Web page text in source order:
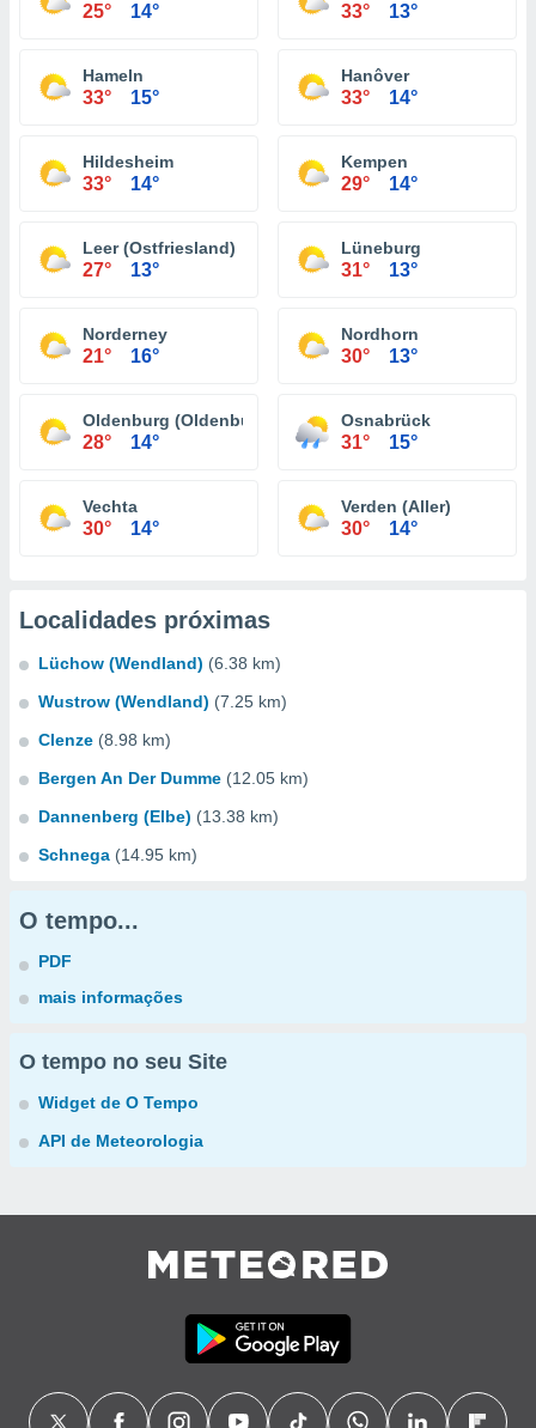
25° 14° 33° 13°
Hameln
33° 15°
Hanôver
33° 14°
Hildesheim
33° 14°
Kempen
29° 14°
Leer (Ostfriesland)
27° 13°
Lüneburg
31° 13°
Norderney
21° 16°
Nordhorn
30° 13°
Oldenburg (Oldenburg)
28° 14°
Osnabrück
31° 15°
Vechta
30° 14°
Verden (Aller)
30° 14°
Localidades próximas
Lüchow (Wendland) (6.38 km)
Wustrow (Wendland) (7.25 km)
Clenze (8.98 km)
Bergen An Der Dumme (12.05 km)
Dannenberg (Elbe) (13.38 km)
Schnega (14.95 km)
O tempo...
PDF
mais informações
O tempo no seu Site
Widget de O Tempo
API de Meteorologia